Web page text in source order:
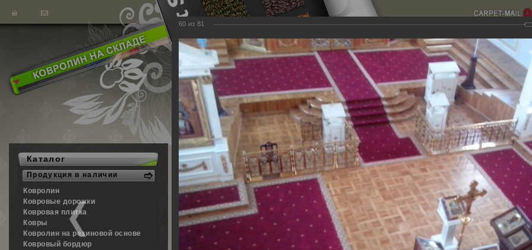
Каталог
Продукция в наличии
Ковролин
Ковровые дорожки
Ковровая плитка
Ковры
Ковролин на резиновой основе
Ковровый бордюр
Главная О компании Дизайн проекты Контакты Услуги
Фотогалерея наших работ по настилу ковролина. Для получения более
пожалуйста, обращайтесь к нашим менеджерам, которые с радостью
демонстрации образцов ковровых покрытий.
Храмы
60 из 81